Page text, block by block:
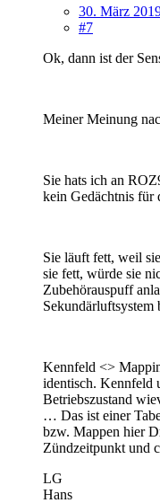
30. März
#7
Ok, dann ist der
Meiner Meinung
Sie hats ich an
kein Gedächtnis für
Sie läuft fett, weil
sie fett, würde sie
Zubehörauspuff
Kennfeld <>
identisch. Kennfeld
Betriebszustand
… Das ist einer
bzw. Mappen hier
Zündzeitpunkt und
LG
Hans